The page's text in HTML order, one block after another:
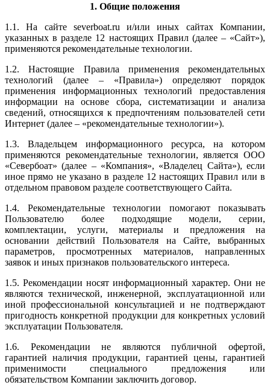
1. Общие положения
1.1. На сайте severboat.ru и/или иных сайтах Компании,
указанных в разделе 12 настоящих Правил (далее – «Сайт»),
применяются рекомендательные технологии.
1.2. Настоящие Правила применения рекомендательных
технологий (далее – «Правила») определяют порядок
применения информационных технологий предоставления
информации на основе сбора, систематизации и анализа
сведений, относящихся к предпочтениям пользователей сети
Интернет (далее – «рекомендательные технологии»).
1.3. Владельцем информационного ресурса, на котором
применяются рекомендательные технологии, является ООО
«Севербоат» (далее – «Компания», «Владелец Сайта»), если
иное прямо не указано в разделе 12 настоящих Правил или в
отдельном правовом разделе соответствующего Сайта.
1.4. Рекомендательные технологии помогают показывать
Пользователю более подходящие модели, серии,
комплектации, услуги, материалы и предложения на
основании действий Пользователя на Сайте, выбранных
параметров, просмотренных материалов, направленных
заявок и иных признаков пользовательского интереса.
1.5. Рекомендации носят информационный характер. Они не
являются технической, инженерной, эксплуатационной или
иной профессиональной консультацией и не подтверждают
пригодность конкретной продукции для конкретных условий
эксплуатации Пользователя.
1.6. Рекомендации не являются публичной офертой,
гарантией наличия продукции, гарантией цены, гарантией
применимости специального предложения или
обязательством Компании заключить договор.